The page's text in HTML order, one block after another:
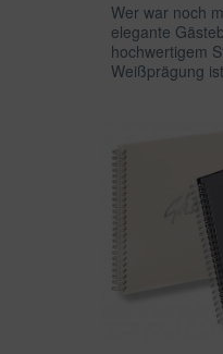
Wer war noch
elegante
hochwertigem
Weißprägung